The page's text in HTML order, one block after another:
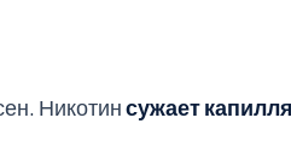
Никотинсужает